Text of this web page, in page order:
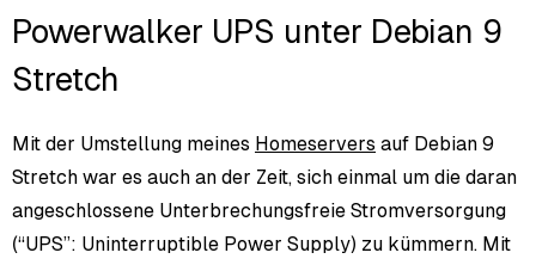
Powerwalker UPS unter Debian 9
Stretch
Mit der Umstellung meines Homeservers auf Debian 9
Stretch war es auch an der Zeit, sich einmal um die daran
angeschlossene Unterbrechungsfreie Stromversorgung
(“UPS”: Uninterruptible Power Supply) zu kümmern. Mit